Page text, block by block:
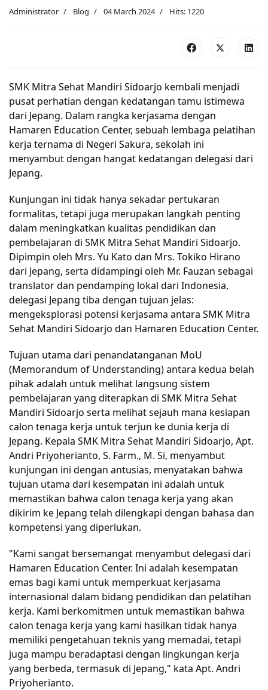
Administrator Blog 04 March 2024 Hits: 1220
SMK Mitra Sehat Mandiri Sidoarjo kembali menjadi
pusat perhatian dengan kedatangan tamu istimewa
dari Jepang. Dalam rangka kerjasama dengan
Hamaren Education Center, sebuah lembaga pelatihan
kerja ternama di Negeri Sakura, sekolah ini
menyambut dengan hangat kedatangan delegasi dari
Jepang.
Kunjungan ini tidak hanya sekadar pertukaran
formalitas, tetapi juga merupakan langkah penting
dalam meningkatkan kualitas pendidikan dan
pembelajaran di SMK Mitra Sehat Mandiri Sidoarjo.
Dipimpin oleh Mrs. Yu Kato dan Mrs. Tokiko Hirano
dari Jepang, serta didampingi oleh Mr. Fauzan sebagai
translator dan pendamping lokal dari Indonesia,
delegasi Jepang tiba dengan tujuan jelas:
mengeksplorasi potensi kerjasama antara SMK Mitra
Sehat Mandiri Sidoarjo dan Hamaren Education Center.
Tujuan utama dari penandatanganan MoU
(Memorandum of Understanding) antara kedua belah
pihak adalah untuk melihat langsung sistem
pembelajaran yang diterapkan di SMK Mitra Sehat
Mandiri Sidoarjo serta melihat sejauh mana kesiapan
calon tenaga kerja untuk terjun ke dunia kerja di
Jepang. Kepala SMK Mitra Sehat Mandiri Sidoarjo, Apt.
Andri Priyoherianto, S. Farm., M. Si, menyambut
kunjungan ini dengan antusias, menyatakan bahwa
tujuan utama dari kesempatan ini adalah untuk
memastikan bahwa calon tenaga kerja yang akan
dikirim ke Jepang telah dilengkapi dengan bahasa dan
kompetensi yang diperlukan.
"Kami sangat bersemangat menyambut delegasi dari
Hamaren Education Center. Ini adalah kesempatan
emas bagi kami untuk memperkuat kerjasama
internasional dalam bidang pendidikan dan pelatihan
kerja. Kami berkomitmen untuk memastikan bahwa
calon tenaga kerja yang kami hasilkan tidak hanya
memiliki pengetahuan teknis yang memadai, tetapi
juga mampu beradaptasi dengan lingkungan kerja
yang berbeda, termasuk di Jepang," kata Apt. Andri
Priyoherianto.